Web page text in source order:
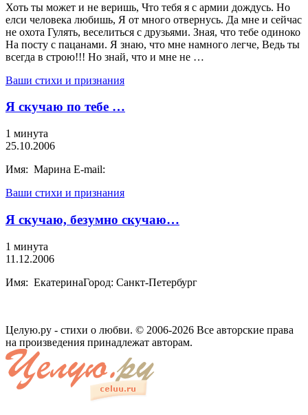
Хоть ты может и не веришь, Что тебя я с армии дождусь. Но
елси человека любишь, Я от много отвернусь. Да мне и сейчас
не охота Гулять, веселиться с друзьями. Зная, что тебе одиноко
На посту с пацанами. Я знаю, что мне намного легче, Ведь ты
всегда в строю!!! Но знай, что и мне не …
Ваши стихи и признания
Я скучаю по тебе …
1 минута
25.10.2006
Имя: Марина E-mail:
Ваши стихи и признания
Я скучаю, безумно скучаю…
1 минута
11.12.2006
Имя: ЕкатеринаГород: Санкт-Петербург
Целую.ру - стихи о любви. © 2006-2026 Все авторские права
на произведения принадлежат авторам.